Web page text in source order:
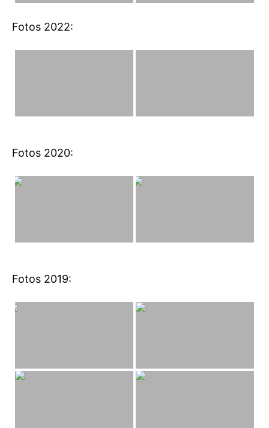
Fotos 2022:
Fotos 2020:
Fotos 2019: